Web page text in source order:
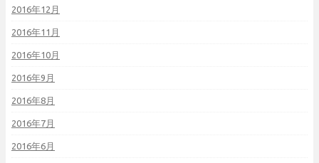
2016年12月
2016年11月
2016年10月
2016年9月
2016年8月
2016年7月
2016年6月